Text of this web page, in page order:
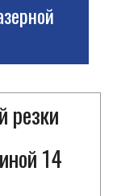
резки
14